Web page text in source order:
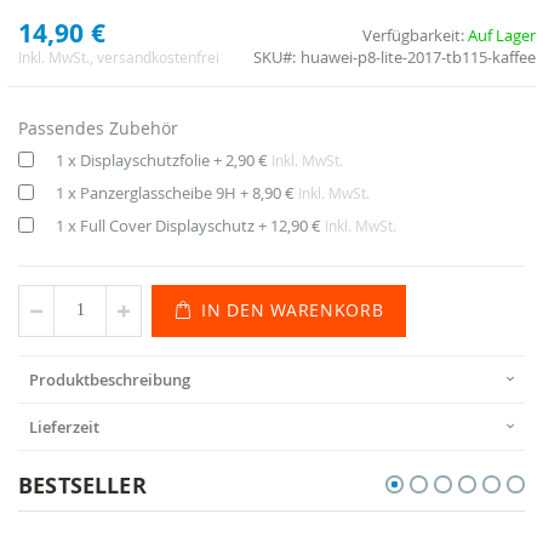
14,90 €
Inkl. MwSt. , versandkostenfrei
Verfügbarkeit:Auf Lager
SKU
huawei-p8-lite-2017-tb115-kaffee
Passendes Zubehör
1 x Displayschutzfolie+ 2,90 € Inkl. MwSt.
1 x Panzerglasscheibe 9H +8,90 € Inkl. MwSt.
1 x Full Cover Displayschutz+ 12,90 € Inkl. MwSt.
IN DEN WARENKORB
Produktbeschreibung
Lieferzeit
BESTSELLER